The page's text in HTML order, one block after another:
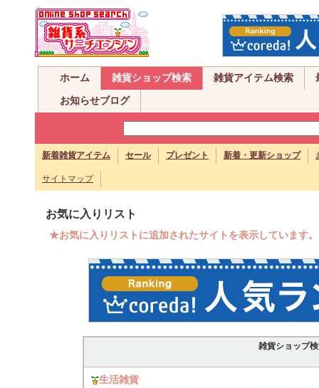
ホーム 雑貨ショップ検索 雑貨アイテム検索
お知らせブログ
新着雑貨アイテム セール プレゼント 新着・更新ショップ
サイトマップ
お気に入りリスト
★お気に入りリストに追加されたサイトを表示しています
雑貨ショップ
生活雑貨